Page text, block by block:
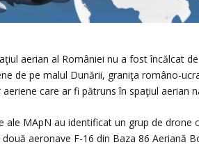
aerian al României nu a fost încălcat
de pe malul Dunării, graniţa româno-
care ar fi pătruns în spaţiul aerian
MApN au identificat un grup de drone
aeronave F-16 din Baza 86 Aeriană